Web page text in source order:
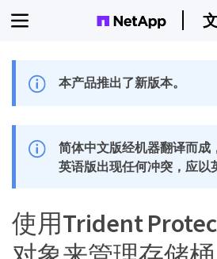
本产品推出了新版本。
简体中文版经机器翻译而成
英语版出现任何冲突，应以
使用Trident